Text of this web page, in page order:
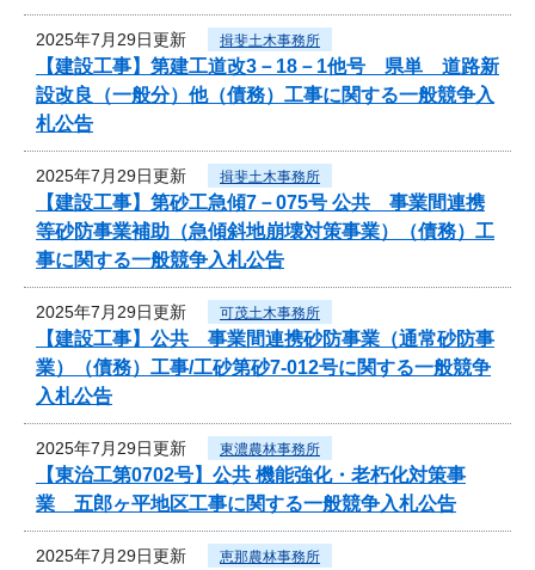
2025年7月29日更新 揖斐土木事務所
【建設工事】第建工道改3－18－1他号 県単 道路新
設改良（一般分）他（債務）工事に関する一般競争入
札公告
2025年7月29日更新 揖斐土木事務所
【建設工事】第砂工急傾7－075号 公共 事業間連携
等砂防事業補助（急傾斜地崩壊対策事業）（債務）工
事に関する一般競争入札公告
2025年7月29日更新 可茂土木事務所
【建設工事】公共 事業間連携砂防事業（通常砂防事
業）（債務）工事/工砂第砂7-012号に関する一般競争
入札公告
2025年7月29日更新 東濃農林事務所
【東治工第0702号】公共 機能強化・老朽化対策事
業 五郎ヶ平地区工事に関する一般競争入札公告
2025年7月29日更新 恵那農林事務所